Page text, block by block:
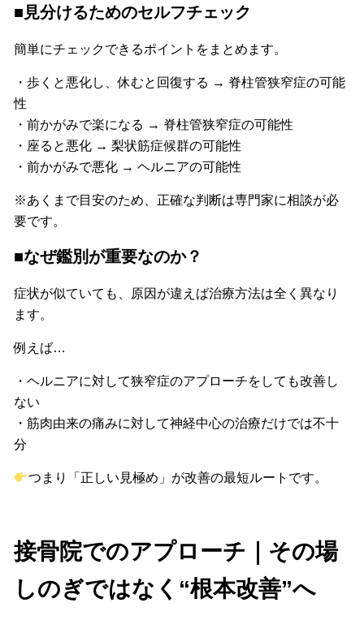
■見分けるためのセルフチェック
簡単にチェックできるポイントをまとめます。
・歩くと悪化し、休むと回復する → 脊柱管狭窄症の可能
性
・前かがみで楽になる → 脊柱管狭窄症の可能性
・座ると悪化 → 梨状筋症候群の可能性
・前かがみで悪化 → ヘルニアの可能性
※あくまで目安のため、正確な判断は専門家に相談が必
要です。
■なぜ鑑別が重要なのか？
症状が似ていても、原因が違えば治療方法は全く異なり
ます。
例えば…
・ヘルニアに対して狭窄症のアプローチをしても改善し
ない
・筋肉由来の痛みに対して神経中心の治療だけでは不十
分
つまり「正しい見極め」が改善の最短ルートです。
接骨院でのアプローチ｜その場
しのぎではなく“根本改善”へ